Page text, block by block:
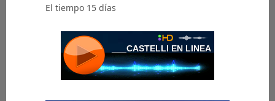
El tiempo 15 días